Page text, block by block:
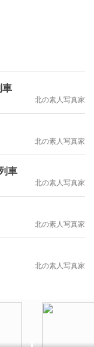
車
北の素人写真家
北の素人写真家
車
北の素人写真家
北の素人写真家
北の素人写真家